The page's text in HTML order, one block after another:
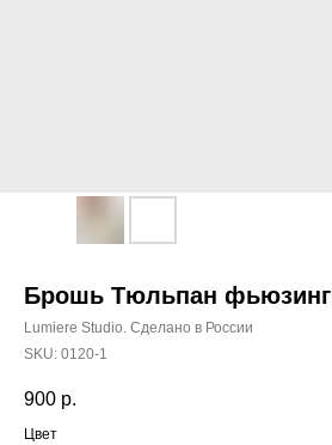
Брошь Тюльпан фьюзинг
Lumiere Studio. Сделано в России
SKU: 0120-1
900 р.
Цвет